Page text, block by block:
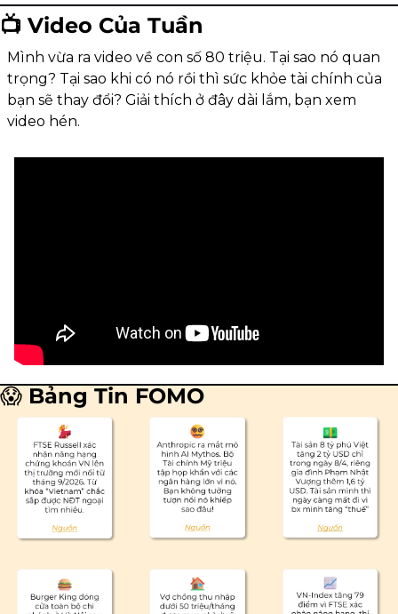
📺 Video Của Tuần
Mình vừa ra video về con số 80 triệu. Tại sao nó quan
trọng? Tại sao khi có nó rồi thì sức khỏe tài chính của
bạn sẽ thay đổi? Giải thích ở đây dài lắm, bạn xem
video hén.
😱 Bảng Tin FOMO